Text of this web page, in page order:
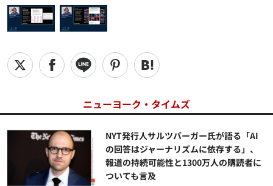
ニューヨーク・タイムズ
NYT発行人サルツバーガー氏が語る「AI
の回答はジャーナリズムに依存する」、
報道の持続可能性と1300万人の購読者に
ついても言及